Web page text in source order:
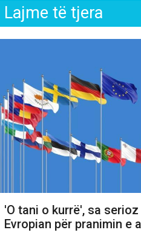
Lajme të tjera
'O tani o kurrë', sa
Evropian për pranimin e